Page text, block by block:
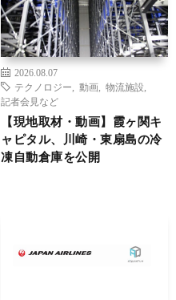
2026.08.07
テクノロジー
動画 物流施設
記者会見など
【現地取材・動画】霞ヶ関キ
ャピタル、川崎・東扇島の冷
凍自動倉庫を公開